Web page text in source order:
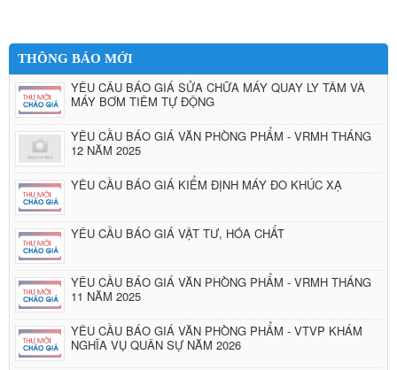
THÔNG BÁO MỚI
YÊU CẦU BÁO GIÁ SỬA CHỮA MÁY QUAY LY TÂM VÀ
MÁY BƠM TIÊM TỰ ĐỘNG
YÊU CẦU BÁO GIÁ VĂN PHÒNG PHẨM - VRMH THÁNG
12 NĂM 2025
YÊU CẦU BÁO GIÁ KIỂM ĐỊNH MÁY ĐO KHÚC XẠ
YÊU CẦU BÁO GIÁ VẬT TƯ, HÓA CHẤT
YÊU CẦU BÁO GIÁ VĂN PHÒNG PHẨM - VRMH THÁNG
11 NĂM 2025
YÊU CẦU BÁO GIÁ VĂN PHÒNG PHẨM - VTVP KHÁM
NGHĨA VỤ QUÂN SỰ NĂM 2026